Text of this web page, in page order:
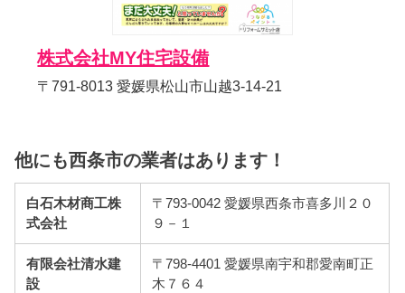
株式会社MY住宅設備
〒791-8013 愛媛県松山市山越3-14-21
他にも西条市の業者はあります！
白石木材商工株
式会社
〒793-0042 愛媛県西条市喜多川２０
９－１
有限会社清水建
設
〒798-4401 愛媛県南宇和郡愛南町正
木７６４